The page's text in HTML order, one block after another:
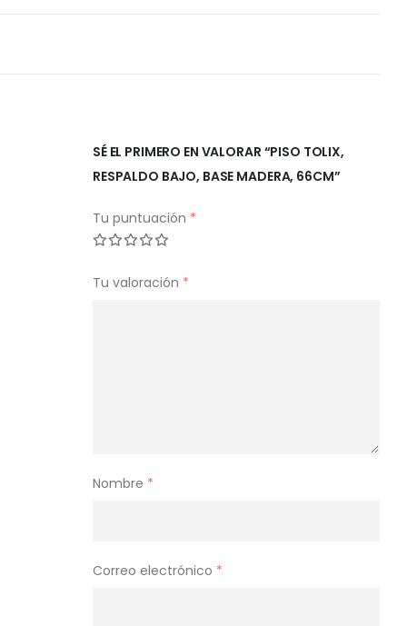
SÉ EL PRIMERO EN VALORAR “PISO TOLIX,
RESPALDO BAJO, BASE MADERA, 66CM”
Tu puntuación *
Tu valoración *
Nombre *
Correo electrónico *